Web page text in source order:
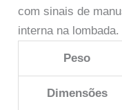
com sinais de
interna na
Peso
Dimensões